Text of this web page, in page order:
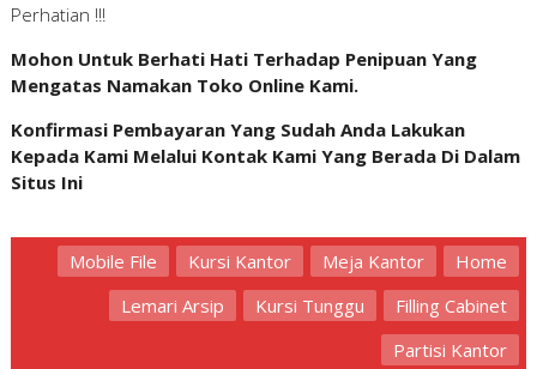
Perhatian !!!
Mohon Untuk Berhati Hati Terhadap Penipuan Yang
Mengatas Namakan Toko Online Kami.
Konfirmasi Pembayaran Yang Sudah Anda Lakukan
Kepada Kami Melalui Kontak Kami Yang Berada Di Dalam
Situs Ini
Home
Meja Kantor
Kursi Kantor
Mobile File
Filling Cabinet
Kursi Tunggu
Lemari Arsip
Partisi Kantor